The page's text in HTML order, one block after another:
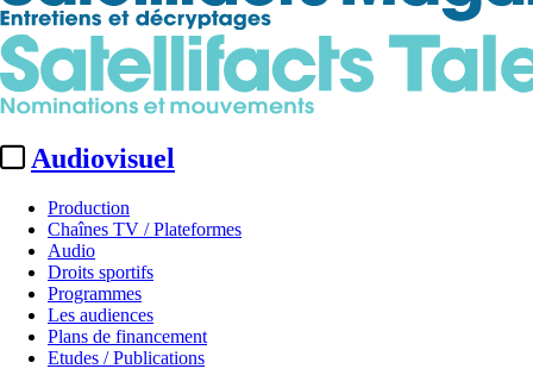
Audiovisuel
Production
Chaînes TV / Plateformes
Audio
Droits sportifs
Programmes
Les audiences
Plans de financement
Etudes / Publications